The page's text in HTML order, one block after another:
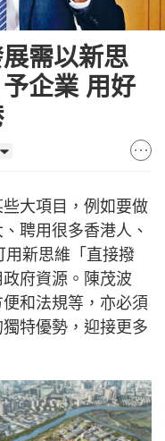
需以新思
企業 用好
大項目，例如要做
聘用很多香港人、
用新思維「直接撥
府資源。陳茂波
和法規等，亦必須
特優勢，迎接更多